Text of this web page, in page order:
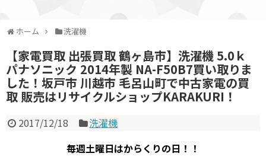
ホーム 洗濯機
【家電買取 出張買取 鶴ヶ島市】洗濯機 5.0ｋ
パナソニック 2014年製 NA-F50B7買い取りま
した！坂戸市 川越市 毛呂山町で中古家電の買
取 販売はリサイクルショップKARAKURI！
2017/12/18
洗濯機
毎週土曜日はからくりの日！！